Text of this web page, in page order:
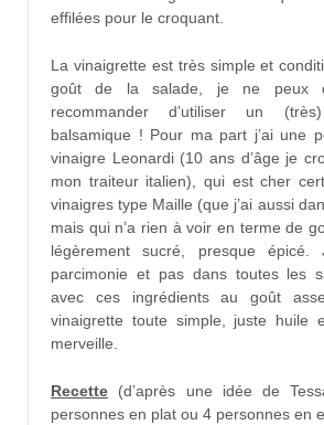
effilées pour le croquant.
La vinaigrette est très simple et
goût de la salade, je ne peux
recommander d’utiliser un
balsamique ! Pour ma part j’ai une
vinaigre Leonardi (10 ans d’âge je
mon traiteur italien), qui est cher
vinaigres type Maille (que j’ai aussi
mais qui n’a rien à voir en terme de
légèrement sucré, presque épicé.
parcimonie et pas dans toutes les
avec ces ingrédients au goût
vinaigrette toute simple, juste huile
merveille.
Recette (d’après une idée de
personnes en plat ou 4 personnes en